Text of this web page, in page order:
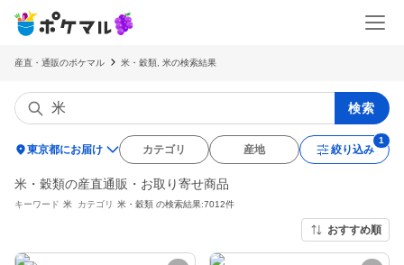
産直・通販のポケマル 米・穀類, 米の検索結果
検索
location_on東京都にお届け カテゴリ 産地 絞り込み
米・穀類の産直通販・お取り寄せ商品
キーワード 米 カテゴリ 米・穀類 の検索結果:7012件
おすすめ順